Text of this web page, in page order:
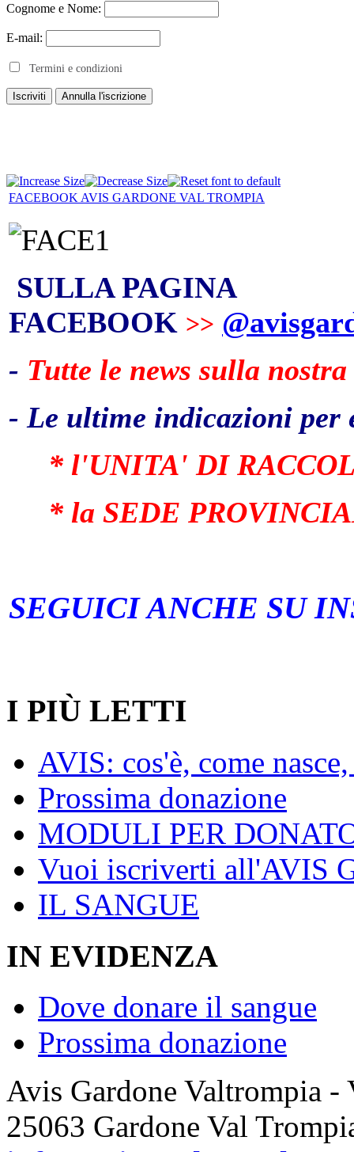
Cognome e Nome:
E-mail:
Termini e condizioni
FACEBOOK AVIS GARDONE VAL TROMPIA
SULLA PAGINA
FACEBOOK >>
- Tutte le news sulla nostra
- Le ultime indicazioni per
* l'UNITA' DI
* la SEDE
SEGUICI ANCHE SU
I PIÙ LETTI
AVIS: cos'è, come
Prossima donazione
MODULI PER
Vuoi iscriverti all'AVIS
IL SANGUE
IN EVIDENZA
Dove donare il sangue
Prossima donazione
Avis Gardone Valtrompia
25063 Gardone Val